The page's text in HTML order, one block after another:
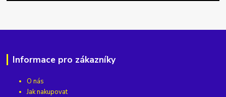
Informace pro zákazníky
O nás
Jak nakupovat